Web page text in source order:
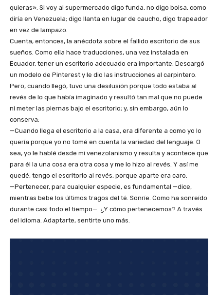
quieras». Si voy al supermercado digo funda, no digo bolsa, como
diría en Venezuela; digo llanta en lugar de caucho, digo trapeador
en vez de lampazo.
Cuenta, entonces, la anécdota sobre el fallido escritorio de sus
sueños. Como ella hace traducciones, una vez instalada en
Ecuador, tener un escritorio adecuado era importante. Descargó
un modelo de Pinterest y le dio las instrucciones al carpintero.
Pero, cuando llegó, tuvo una desilusión porque todo estaba al
revés de lo que había imaginado y resultó tan mal que no puede
ni meter las piernas bajo el escritorio; y, sin embargo, aún lo
conserva:
—Cuando llega el escritorio a la casa, era diferente a como yo lo
quería porque yo no tomé en cuenta la variedad del lenguaje. O
sea, yo le hablé desde mi venezolanismo y resulta y acontece que
para él la una cosa era otra cosa y me lo hizo al revés. Y así me
quedé, tengo el escritorio al revés, porque aparte era caro.
—Pertenecer, para cualquier especie, es fundamental —dice,
mientras bebe los últimos tragos del té. Sonríe. Como ha sonreído
durante casi todo el tiempo—. ¿Y cómo pertenecemos? A través
del idioma. Adaptarte, sentirte uno más.